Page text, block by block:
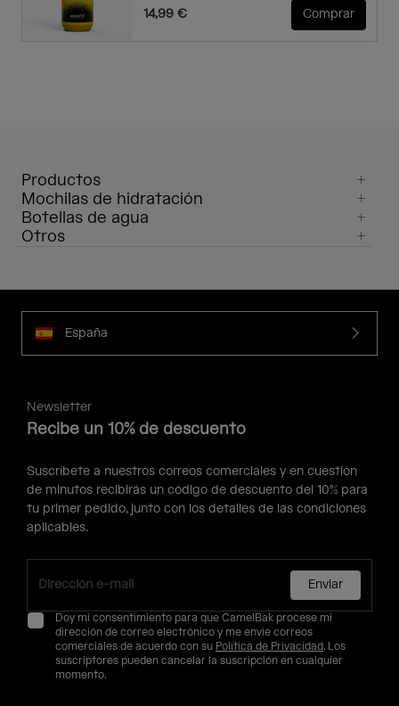
14,99 € Comprar
Productos
Mochilas de hidratación
Botellas de agua
Otros
España
Newsletter
Recibe un 10% de descuento
Suscríbete a nuestros correos comerciales y en cuestión
de minutos recibirás un código de descuento del 10% para
tu primer pedido, junto con los detalles de las condiciones
aplicables.
Enviar
Doy mi consentimiento para que CamelBak procese mi
dirección de correo electrónico y me envíe correos
comerciales de acuerdo con su Política de Privacidad. Los
suscriptores pueden cancelar la suscripción en cualquier
momento.